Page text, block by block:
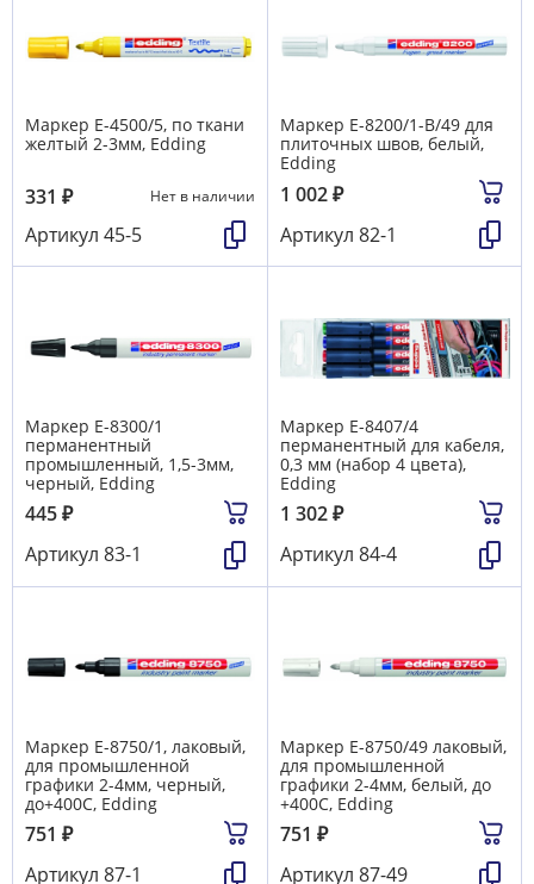
Маркер E-4500/5, по ткани
желтый 2-3мм, Edding
331 ₽ Нет в наличии
Артикул 45-5
Маркер E-8200/1-В/49 для
плиточных швов, белый,
Edding
1 002₽
Артикул 82-1
Маркер E-8300/1
перманентный
промышленный, 1,5-3мм,
черный, Edding
445₽
Артикул 83-1
Маркер E-8407/4
перманентный для кабеля,
0,3 мм (набор 4 цвета),
Edding
1 302₽
Артикул 84-4
Маркер E-8750/1, лаковый,
для промышленной
графики 2-4мм, черный,
до+400С, Edding
751 ₽
Артикул 87-1
Маркер E-8750/49 лаковый,
для промышленной
графики 2-4мм, белый, до
+400С, Edding
751 ₽
Артикул 87-49